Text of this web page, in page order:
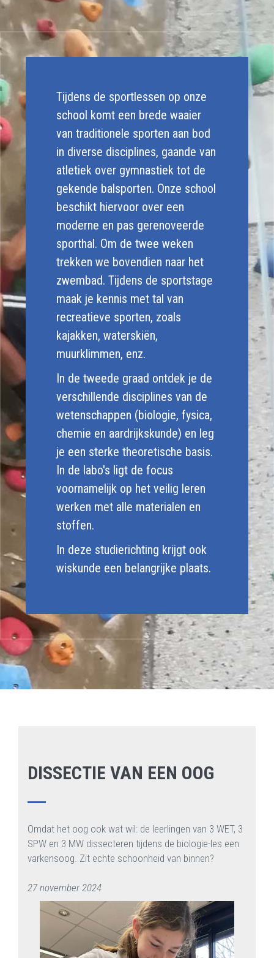
Tijdens de sportlessen op onze
school komt een brede waaier
van traditionele sporten aan bod
in diverse disciplines, gaande van
atletiek over gymnastiek tot de
gekende balsporten. Onze school
beschikt hiervoor over een
moderne en pas gerenoveerde
sporthal. Om de twee weken
trekken we bovendien naar het
zwembad. Tijdens de sportstage
maak je kennis met tal van
recreatieve sporten, zoals
kajakken, waterskiën,
muurklimmen, enz.
In de tweede graad ontdek je de
verschillende disciplines van de
wetenschappen (biologie, fysica,
chemie en aardrijkskunde) en leg
je een sterke theoretische basis.
In de labo's ligt de focus
voornamelijk op het veilig leren
werken met alle materialen en
stoffen.
In deze studierichting krijgt ook
wiskunde een belangrijke plaats.
DISSECTIE VAN EEN OOG
Omdat het oog ook wat wil: de leerlingen van 3 WET, 3
SPW en 3 MW dissecteren tijdens de biologie-les een
varkensoog. Zit echte schoonheid van binnen?
27 november 2024